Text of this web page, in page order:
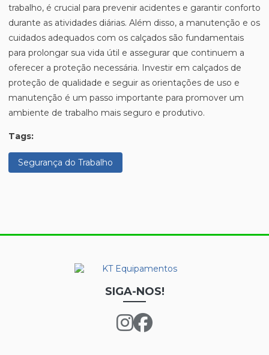
trabalho, é crucial para prevenir acidentes e garantir conforto
durante as atividades diárias. Além disso, a manutenção e os
cuidados adequados com os calçados são fundamentais
para prolongar sua vida útil e assegurar que continuem a
oferecer a proteção necessária. Investir em calçados de
proteção de qualidade e seguir as orientações de uso e
manutenção é um passo importante para promover um
ambiente de trabalho mais seguro e produtivo.
Tags:
Segurança do Trabalho
SIGA-NOS!